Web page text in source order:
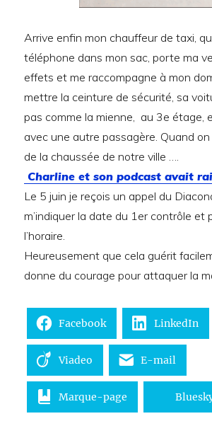
Arrive enfin mon chauffeur de taxi,
téléphone dans mon sac, porte ma
effets et me raccompagne à mon
mettre la ceinture de sécurité, sa
pas comme la mienne, au 3e étage,
avec une autre passagère. Quand
de la chaussée de notre ville ….
Charline et son podcast avait
Le 5 juin je reçois un appel du
m’indiquer la date du 1er contrôle et
l’horaire.
Heureusement que cela guérit
donne du courage pour attaquer la
Facebook LinkedIn
Viadeo E-mail
Marque-page